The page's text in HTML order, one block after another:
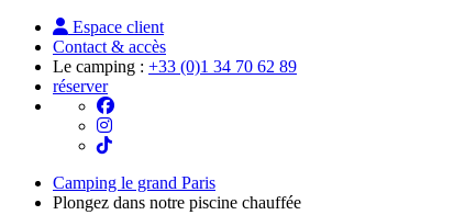
Espace client
Contact & accès
Le camping : +33 (0)1 34 70 62 89
réserver
Camping le grand Paris
Plongez dans notre piscine chauffée